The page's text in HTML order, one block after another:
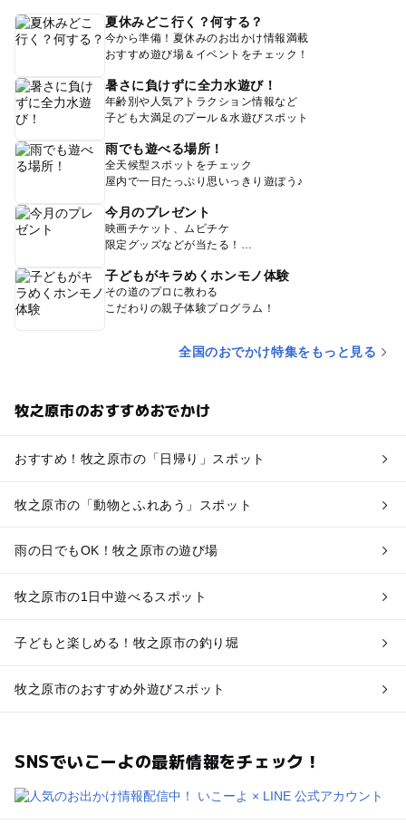
夏休みどこ行く？何する？
今から準備！夏休みのお出かけ情報満載
おすすめ遊び場＆イベントをチェック！
暑さに負けずに全力水遊び！
年齢別や人気アトラクション情報など
子ども大満足のプール＆水遊びスポット
雨でも遊べる場所！
全天候型スポットをチェック
屋内で一日たっぷり思いっきり遊ぼう♪
今月のプレゼント
映画チケット、ムビチケ
限定グッズなどが当たる！
子どもがキラめくホンモノ体験
その道のプロに教わる
こだわりの親子体験プログラム！
全国のおでかけ特集をもっと見る
牧之原市のおすすめおでかけ
おすすめ！牧之原市の「日帰り」スポット
牧之原市の「動物とふれあう」スポット
雨の日でもOK！牧之原市の遊び場
牧之原市の1日中遊べるスポット
子どもと楽しめる！牧之原市の釣り堀
牧之原市のおすすめ外遊びスポット
SNSでいこーよの最新情報をチェック！